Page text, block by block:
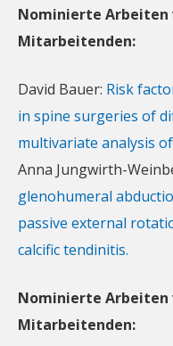
Nominierte
Mitarbeitenden:
David Bauer: Risk
in spine surgeries of
multivariate analysis
Anna Jungwirth-
glenohumeral
passive external
calcific tendinitis.
Nominierte
Mitarbeitenden: